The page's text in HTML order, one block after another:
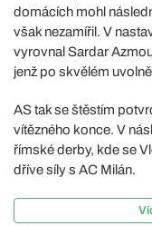
domácích mohl
však nezamířil. V
vyrovnal Sardar
jenž po skvělém
AS tak se štěstím
vítězného konce. V
římské derby, kde se
dříve síly s AC Milán.